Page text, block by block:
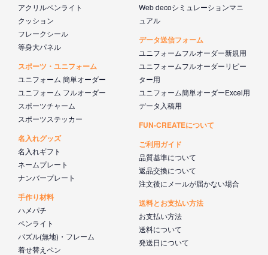
アクリルペンライト
クッション
フレークシール
等身大パネル
スポーツ・ユニフォーム
ユニフォーム 簡単オーダー
ユニフォーム フルオーダー
スポーツチャーム
スポーツステッカー
名入れグッズ
名入れギフト
ネームプレート
ナンバープレート
手作り材料
ハメパチ
ペンライト
パズル(無地)・フレーム
着せ替えペン
Web decoシミュレーションマニ
ュアル
データ送信フォーム
ユニフォームフルオーダー新規用
ユニフォームフルオーダーリピー
ター用
ユニフォーム簡単オーダーExcel用
データ入稿用
FUN-CREATEについて
ご利用ガイド
品質基準について
返品交換について
注文後にメールが届かない場合
送料とお支払い方法
お支払い方法
送料について
発送日について